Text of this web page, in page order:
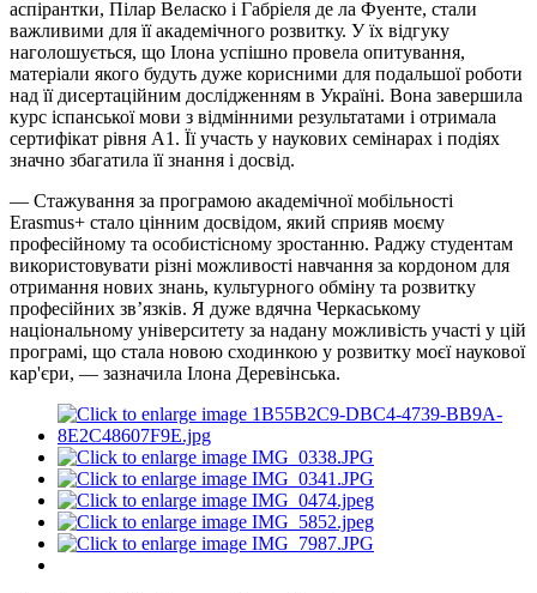
аспірантки, Пілар Веласко і Габріеля де ла Фуенте, стали
важливими для її академічного розвитку. У їх відгуку
наголошується, що Ілона успішно провела опитування,
матеріали якого будуть дуже корисними для подальшої роботи
над її дисертаційним дослідженням в Україні. Вона завершила
курс іспанської мови з відмінними результатами і отримала
сертифікат рівня A1. Її участь у наукових семінарах і подіях
значно збагатила її знання і досвід.
— Стажування за програмою академічної мобільності
Erasmus+ стало цінним досвідом, який сприяв моєму
професійному та особистісному зростанню. Раджу студентам
використовувати різні можливості навчання за кордоном для
отримання нових знань, культурного обміну та розвитку
професійних зв’язків. Я дуже вдячна Черкаському
національному університету за надану можливість участі у цій
програмі, що стала новою сходинкою у розвитку моєї наукової
кар'єри, — зазначила Ілона Деревінська.